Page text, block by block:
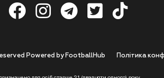
Полiтика
Powered by FootballHub